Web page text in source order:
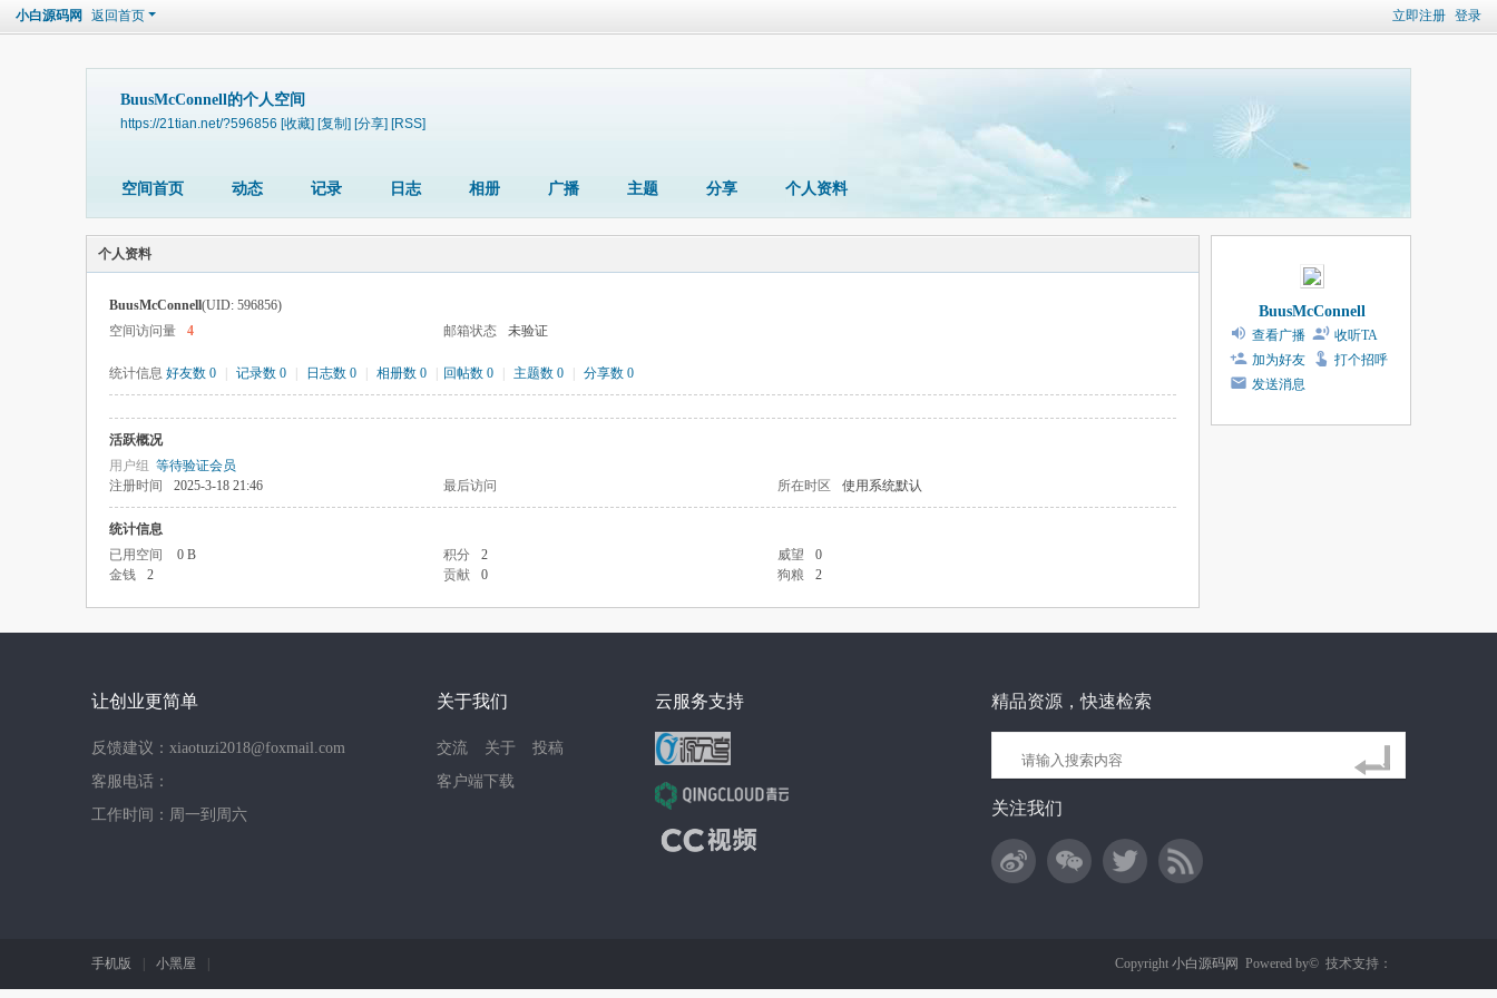
立即注册 登录
小白源码网 返回首页
BuusMcConnell的个人空间
https://21tian.net/?596856 [收藏] [复制] [分享] [RSS]
空间首页 动态 记录 日志 相册 广播 主题 分享 个人资料
个人资料
BuusMcConnell(UID: 596856)
空间访问量
4 邮箱状态 未验证
统计信息 好友数 0 记录数 0 日志数 0 相册数 0 回帖数 0 主题数 0 分享数 0
活跃概况
用户组 等待验证会员
注册时间
2025-3-18 21:46 最后访问 所在时区 使用系统默认
统计信息
已用空间
0 B 积分 2 威望
0
金钱
2 贡献 0 狗粮 2
BuusMcConnell
查看广播
收听TA
加为好友
打个招呼
发送消息
让创业更简单
反馈建议：xiaotuzi2018@foxmail.com
客服电话：
工作时间：周一到周六
关于我们
交流 关于
投稿
客户端下载
云服务支持 精品资源，快速检索
关注我们
手机版 小黑屋 Copyright 小白源码网 Powered by© 技术支持：